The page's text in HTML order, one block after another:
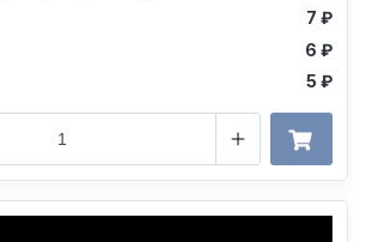
7 ₽
6 ₽
5 ₽